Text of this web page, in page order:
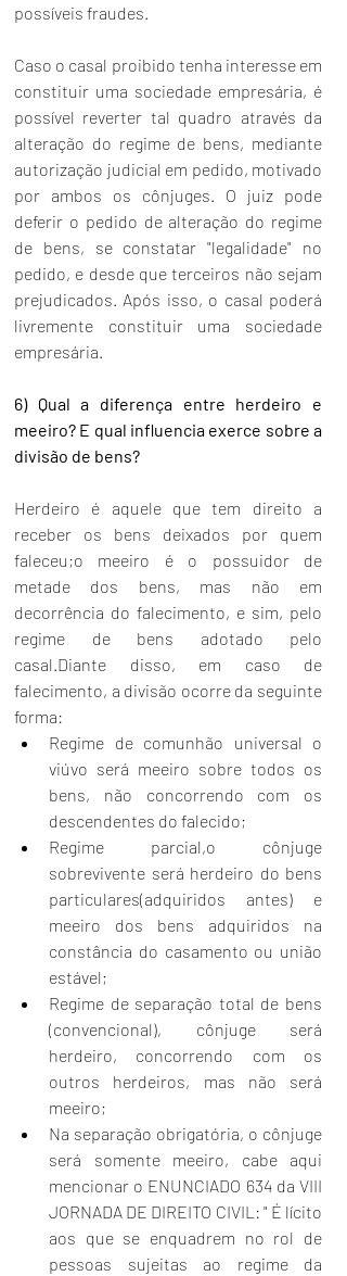
possíveis fraudes.
Caso o casal proibido tenha interesse em
constituir uma sociedade empresária, é
possível reverter tal quadro através da
alteração do regime de bens, mediante
autorização judicial em pedido, motivado
por ambos os cônjuges. O juiz pode
deferir o pedido de alteração do regime
de bens, se constatar "legalidade" no
pedido, e desde que terceiros não sejam
prejudicados. Após isso, o casal poderá
livremente constituir uma sociedade
empresária.
6) Qual a diferença entre herdeiro e
meeiro? E qual influencia exerce sobre a
divisão de bens?
Herdeiro é aquele que tem direito a
receber os bens deixados por quem
faleceu;o meeiro é o possuidor de
metade dos bens, mas não em
decorrência do falecimento, e sim, pelo
regime de bens adotado pelo
casal.Diante disso, em caso de
falecimento, a divisão ocorre da seguinte
forma:
Regime de comunhão universal o
viúvo será meeiro sobre todos os
bens, não concorrendo com os
descendentes do falecido;
Regime parcial,o cônjuge
sobrevivente será herdeiro do bens
particulares(adquiridos antes) e
meeiro dos bens adquiridos na
constância do casamento ou união
estável;
Regime de separação total de bens
(convencional), cônjuge será
herdeiro, concorrendo com os
outros herdeiros, mas não será
meeiro;
Na separação obrigatória, o cônjuge
será somente meeiro, cabe aqui
mencionar o ENUNCIADO 634 da VIII
JORNADA DE DIREITO CIVIL: " É lícito
aos que se enquadrem no rol de
pessoas sujeitas ao regime da